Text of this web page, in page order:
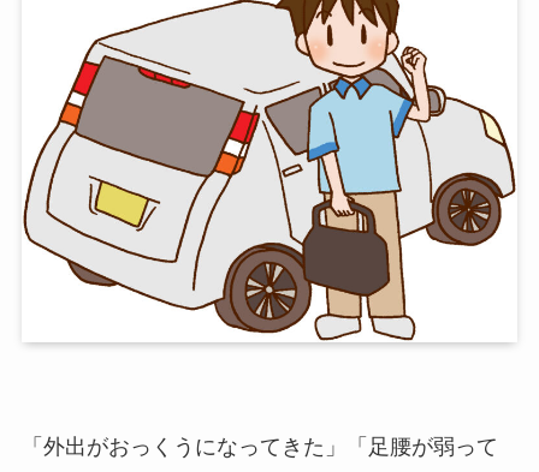
「外出がおっくうになってきた」「足腰が弱って